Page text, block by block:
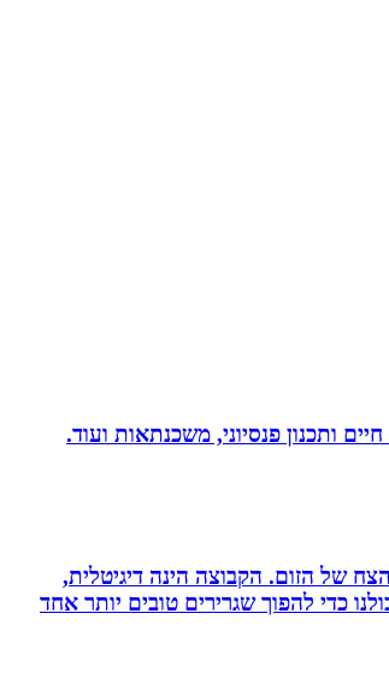
ותכנון פנסיוני, משכנתאות ועוד.
של הזום. הקבוצה הינה דיגיטלית,
כדי להפוך שגרירים טובים יותר אחד